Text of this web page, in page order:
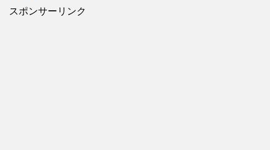
スポンサーリンク